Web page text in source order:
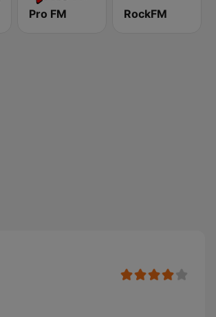
Pro FM RockFM